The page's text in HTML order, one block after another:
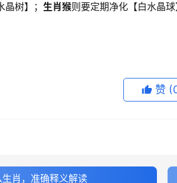
树】； 生肖猴则要定期净化【白水晶
赞
肖，准确释义解读